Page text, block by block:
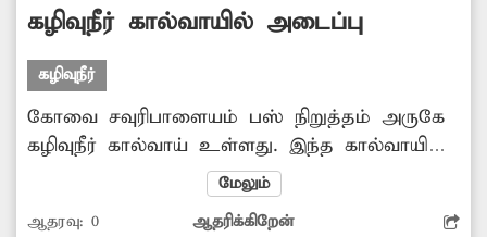
கழிவுநீர் கால்வாயில் அடைப்பு
கழிவுநீர்
கோவை சவுரிபாளையம் பஸ் நிறுத்தம் அருகே
கழிவுநீர் கால்வாய் உள்ளது. இந்த கால்வாயில்
அடைப்பு ஏற்பட்டு இருக்கிறது. குப்பைகள், மண்
உள்ளிட்டவை நிறைந்து காணப்படுகிறது.
இதனால் கழிவுநீர் வழிந்தோட முடியாமல்
மேலும்
ஆதரவு: 0 ஆதரிக்கிறேன்